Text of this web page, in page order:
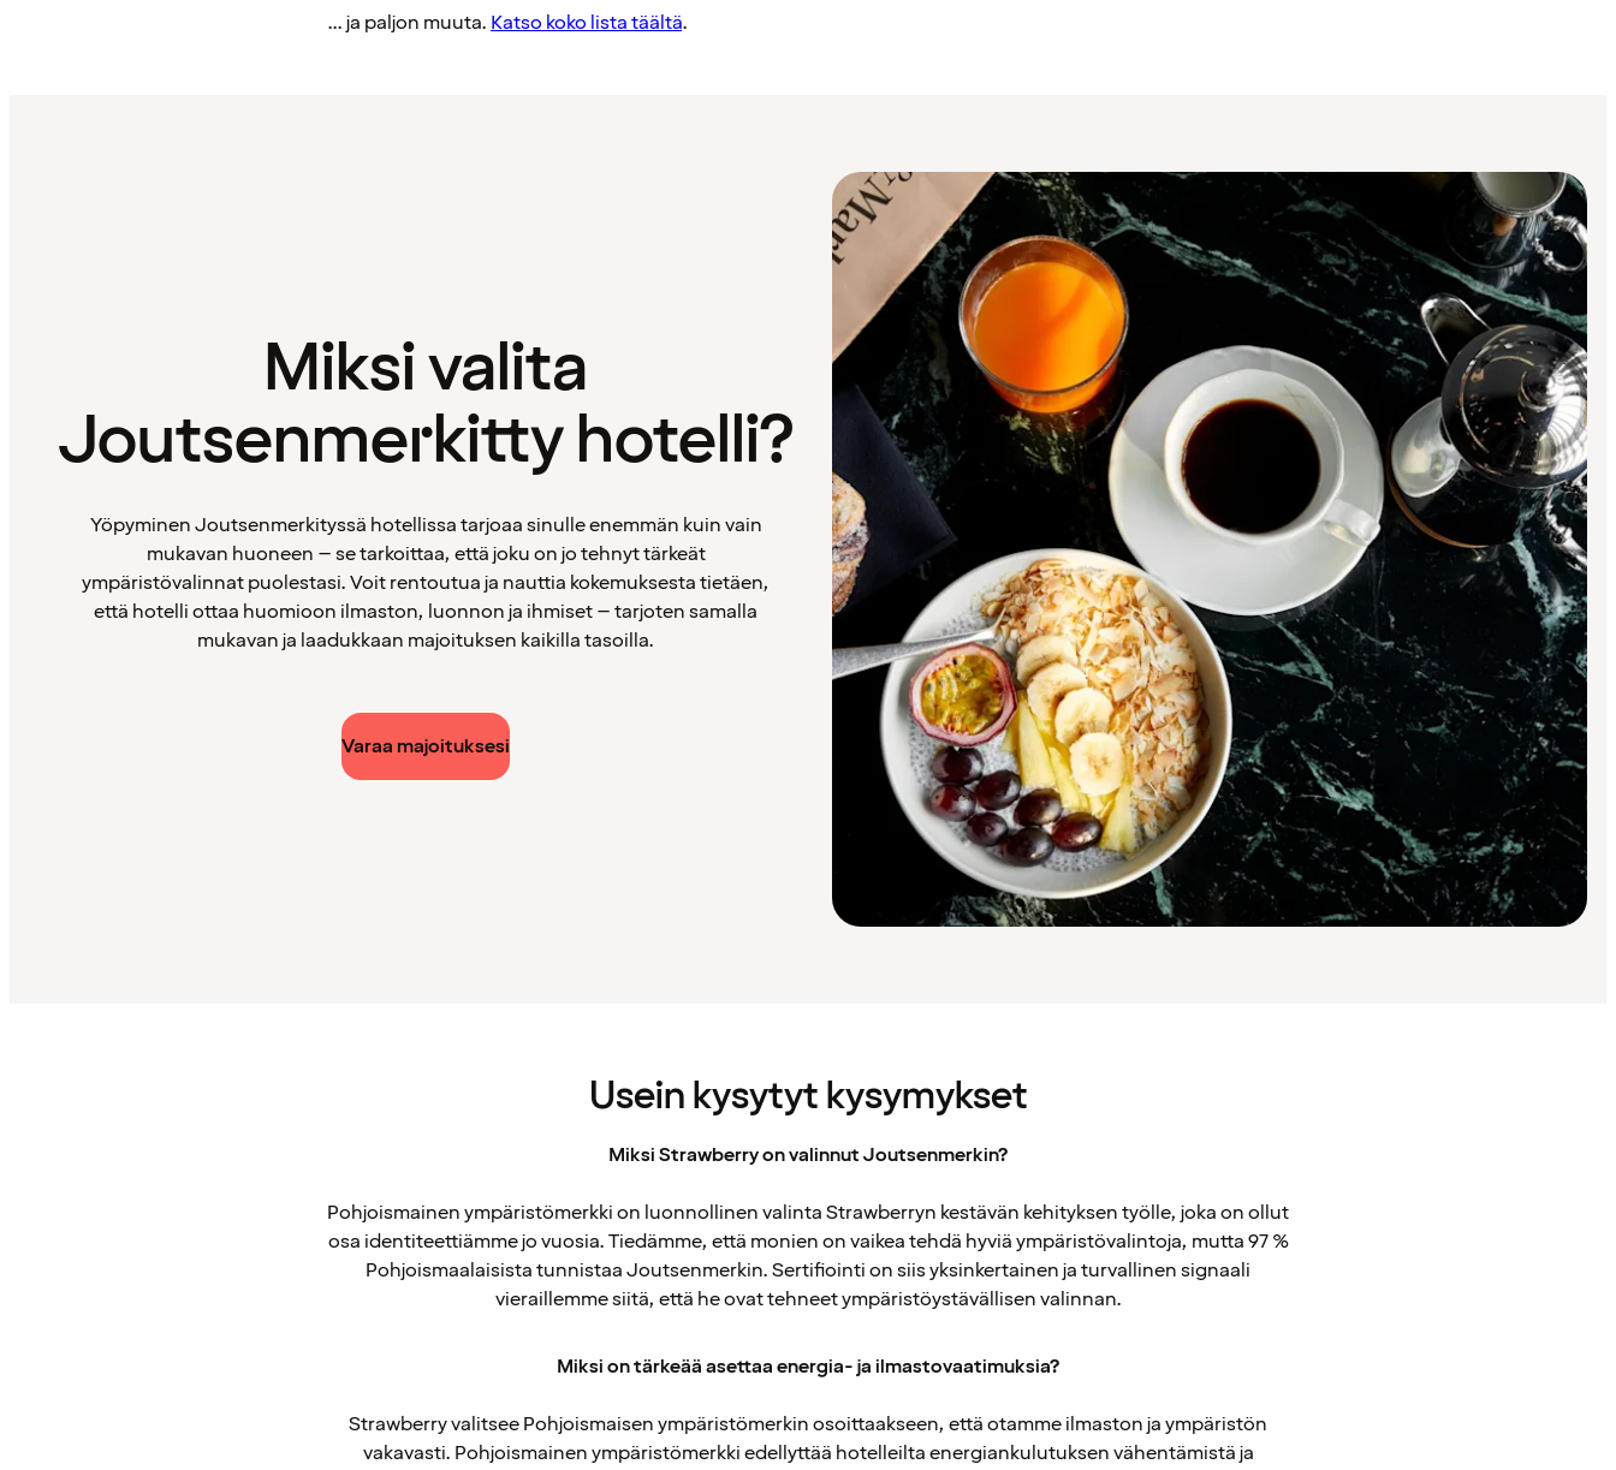
... ja paljon muuta. Katso koko lista täältä.
Miksi valita
Joutsenmerkitty hotelli?
Yöpyminen Joutsenmerkityssä hotellissa tarjoaa sinulle enemmän kuin vain
mukavan huoneen – se tarkoittaa, että joku on jo tehnyt tärkeät
ympäristövalinnat puolestasi. Voit rentoutua ja nauttia kokemuksesta tietäen,
että hotelli ottaa huomioon ilmaston, luonnon ja ihmiset – tarjoten samalla
mukavan ja laadukkaan majoituksen kaikilla tasoilla.
Varaa majoituksesi
Usein kysytyt kysymykset
Miksi Strawberry on valinnut Joutsenmerkin?
Pohjoismainen ympäristömerkki on luonnollinen valinta Strawberryn kestävän kehityksen työlle, joka on ollut
osa identiteettiämme jo vuosia. Tiedämme, että monien on vaikea tehdä hyviä ympäristövalintoja, mutta 97 %
Pohjoismaalaisista tunnistaa Joutsenmerkin. Sertifiointi on siis yksinkertainen ja turvallinen signaali
vieraillemme siitä, että he ovat tehneet ympäristöystävällisen valinnan.
Miksi on tärkeää asettaa energia- ja ilmastovaatimuksia?
Strawberry valitsee Pohjoismaisen ympäristömerkin osoittaakseen, että otamme ilmaston ja ympäristön
vakavasti. Pohjoismainen ympäristömerkki edellyttää hotelleilta energiankulutuksen vähentämistä ja